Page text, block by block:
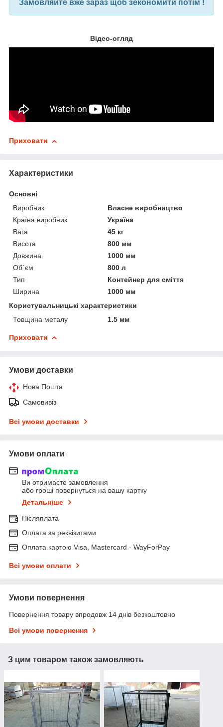
Замовляйте вже зараз щоб зекономити потім !
Відео-огляд
Приховати
Характеристики
Основні
Виробник
Власне виробництво
Країна виробник
Україна
Вага
45 кг
Висота
800 мм
Довжина
1000 мм
Об`єм
800 л
Тип
Контейнер для сміття
Ширина
1000 мм
Користувальницькі характеристики
Товщина металу
1.5 мм
Приховати
Умови доставки
Нова Пошта
Самовивіз
Всі умови доставки
Умови оплати
Ви отримаєте замовлення
або гроші повернуться на вашу картку
Детальніше
Післяплата
Оплата за реквізитами
Оплата картою Visa, Mastercard - WayForPay
Всі умови оплати
Умови повернення
Повернення товару впродовж 14 днів безкоштовно
Всі умови повернення
З цим товаром також замовляють